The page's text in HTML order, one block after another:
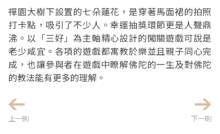
禪園大樹下設置的七朵蓮花，是穿著馬面裙的拍照
打卡點，吸引了不少人。幸運抽獎環節更是人聲鼎
沸。以「三好」為主軸精心設計的闖關遊戲可說是
老少咸宜。各項的遊戲都寓教於樂並且親子同心完
成，也讓參與者在遊戲中瞭解佛陀的一生及對佛陀
的教法能有更多的理解。
上一則 下一則